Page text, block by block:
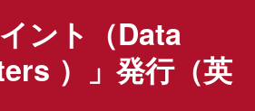
ント（Data
）」発行（英